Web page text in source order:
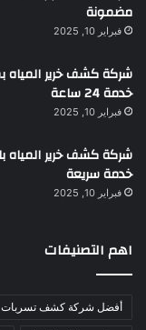
مضمونة
فبراير 10, 2025
خدمة 24 ساعة
فبراير 10, 2025
خدمة سريعة
فبراير 10, 2025
اهم التصنيفات
أفضل شركة كشف تسربات